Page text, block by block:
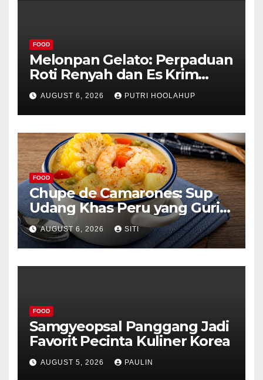
FOOD
Melonpan Gelato: Perpaduan
Roti Renyah dan Es Krim
Lembut yang Menggoda
AUGUST 6, 2026 PUTRI HOOLAHUP
FOOD
Chupe de Camarones: Sup
Udang Khas Peru yang Gurih
Lezat
AUGUST 6, 2026 SITI
FOOD
Samgyeopsal Panggang Jadi
Favorit Pecinta Kuliner Korea
AUGUST 5, 2026 PAULIN